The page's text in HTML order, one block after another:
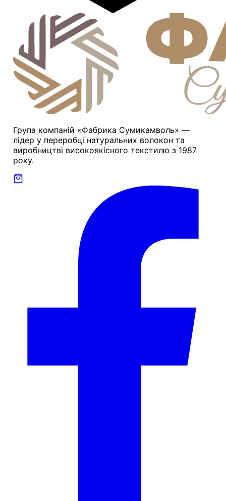
Група компаній «Фабрика Сумикамволь» —
лідер у переробці натуральних волокон та
виробництві високоякісного текстилю з 1987
року.